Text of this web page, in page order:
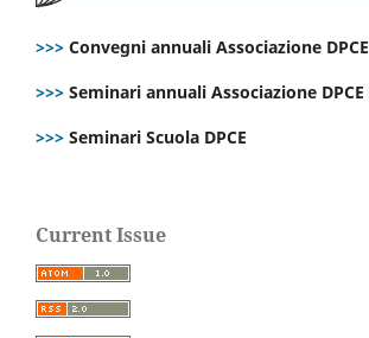
>>> Convegni annuali Associazione DPCE
>>> Seminari annuali Associazione DPCE
>>> Seminari Scuola DPCE
Current Issue